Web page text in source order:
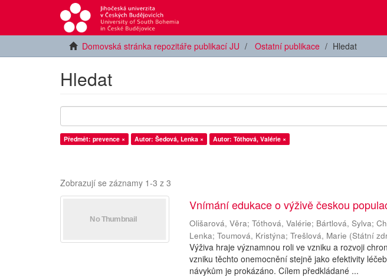
Domovská stránka repozitáře publikací JU Ostatní publikace Hledat
Hledat
Předmět: prevence × Autor: Šedová, Lenka × Autor: Tóthová, Valérie ×
Zobrazují se záznamy 1-3 z 3
Vnímání edukace o výživě českou
Olišarová, Věra;Tóthová, Valérie; Bártlová, Sylva;
Lenka;Toumová, Kristýna;Trešlová, Marie (Státní
Výživa hraje významnou roli ve vzniku a rozvoji
vzniku těchto onemocnění stejně jako efektivity
návykům je prokázáno. Cílem předkládané ...